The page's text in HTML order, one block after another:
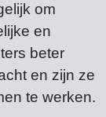
om
en
beter
en zijn ze
te werken.